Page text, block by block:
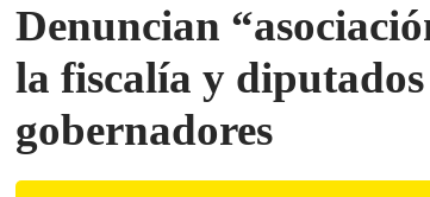
Denuncian
la fiscalía y
gobernadores